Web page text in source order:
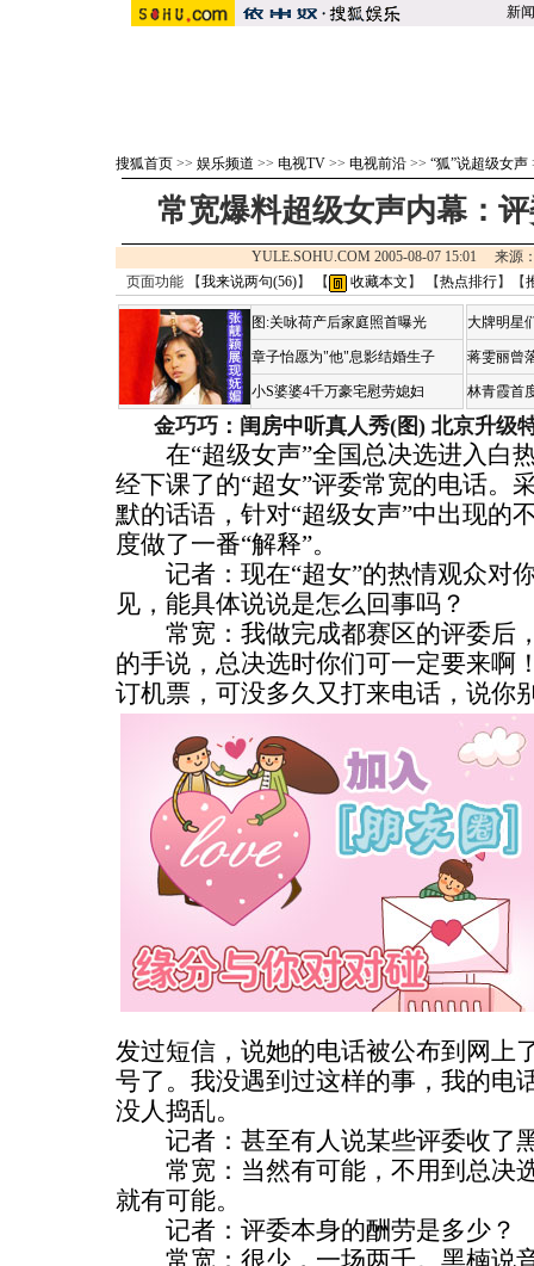
新闻
搜狐首页 >> 娱乐频道 >> 电视TV >> 电视前沿 >> “狐”说超级女声
常宽爆料超级女声内幕：
YULE.SOHU.COM 2005-08-07 15:01 来源
页面功能 【我来说两句(56)】 【 收藏本文 】 【热点排行】【
图:关咏荷产后家庭照首曝光
章子怡愿为"他"息影结婚生子
小S婆婆4千万豪宅慰劳媳妇
大牌明星
蒋雯丽曾
林青霞首
金巧巧：闺房中听真人秀(图) 北京升级
在“超级女声”全国总决选进入白
经下课了的“超女”评委常宽的电话。
默的话语，针对“超级女声”中出现的
度做了一番“解释”。
记者：现在“超女”的热情观众对
见，能具体说说是怎么回事吗？
常宽：我做完成都赛区的评委后
的手说，总决选时你们可一定要来啊
订机票，可没多久又打来电话，说你
发过短信，说她的电话被公布到网上
号了。我没遇到过这样的事，我的电
没人捣乱。
记者：甚至有人说某些评委收了
常宽：当然有可能，不用到总决
就有可能。
记者：评委本身的酬劳是多少？
常宽：很少，一场两千。黑楠说